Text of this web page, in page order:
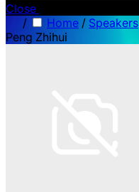
Close
/
Home / Speakers
Peng Zhihui